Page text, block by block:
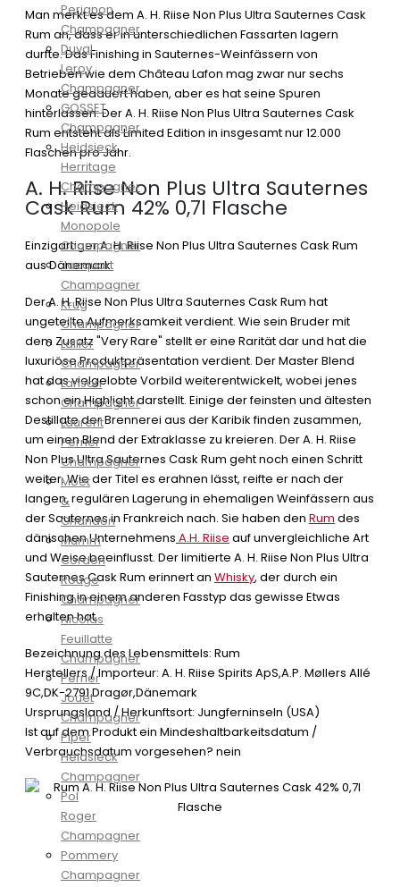
Perignon
Champagner
Duval
Leroy
Champagner
GOSSET
Champagner
Heidsieck
Herritage
Champagner
Heidsieck
Monopole
Champagner
Jacquart
Champagner
Krug
Champagner
Lallier
Champagner
Lanson
Champagner
Laurent
Perrier
Champagner
Moët
&
Chandon
Mumm
Cordon
Rouge
Champagner
Nicolas
Feuillatte
Champagner
Perrier
Jouet
Champagner
Piper
Heidsieck
Champagner
Pol
Roger
Champagner
Pommery
Champagner
Man merkt es dem A. H. Riise Non Plus Ultra Sauternes Cask
Rum an, dass er in unterschiedlichen Fassarten lagern
durfte. Das Finishing in Sauternes-Weinfässern von
Betrieben wie dem Château Lafon mag zwar nur sechs
Monate gedauert haben, aber es hat seine Spuren
hinterlassen. Der A. H. Riise Non Plus Ultra Sauternes Cask
Rum entsteht als Limited Edition in insgesamt nur 12.000
Flaschen pro Jahr.
A. H. Riise Non Plus Ultra Sauternes
Cask Rum 42% 0,7l Flasche
Einzigartiger A. H. Riise Non Plus Ultra Sauternes Cask Rum
aus Dänemark
Der A. H. Riise Non Plus Ultra Sauternes Cask Rum hat
ungeteilte Aufmerksamkeit verdient. Wie sein Bruder mit
dem Zusatz "Very Rare" stellt er eine Rarität dar und hat die
luxuriöse Produktpräsentation verdient. Der Master Blend
hat das vielgelobte Vorbild weiterentwickelt, wobei jenes
schon ein Highlight darstellt. Einige der feinsten und ältesten
Destillate der Brennerei aus der Karibik finden zusammen,
um einen Blend der Extraklasse zu kreieren. Der A. H. Riise
Non Plus Ultra Sauternes Cask Rum geht noch einen Schritt
weiter. Wie der Titel es erahnen lässt, reifte er nach der
langen, regulären Lagerung in ehemaligen Weinfässern aus
der Sauternes in Frankreich nach. Sie haben den Rum des
dänischen Unternehmens A.H. Riise auf unvergleichliche Art
und Weise beeinflusst. Der limitierte A. H. Riise Non Plus Ultra
Sauternes Cask Rum erinnert an Whisky, der durch ein
Finishing in einem anderen Fasstyp das gewisse Etwas
erhalten hat.
Bezeichnung des Lebensmittels: Rum
Herstellers / Importeur: A. H. Riise Spirits ApS,A.P. Møllers Allé
9C,DK-2791 Dragør,Dänemark
Ursprungsland / Herkunftsort: Jungferninseln (USA)
Ist auf dem Produkt ein Mindeshaltbarkeitsdatum /
Verbrauchsdatum vorgesehen? nein